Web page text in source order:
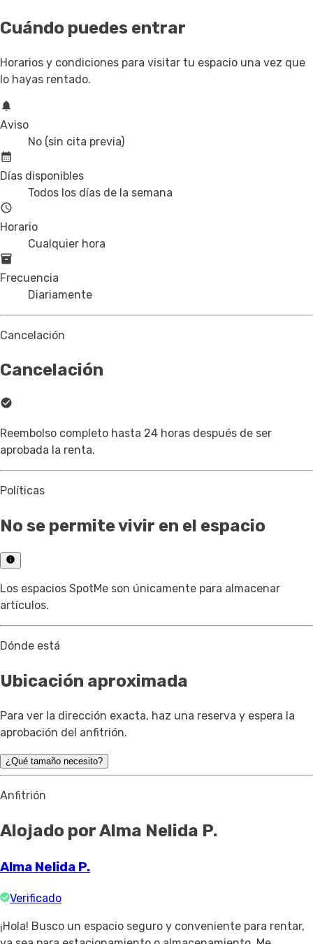
Cuándo puedes entrar
Horarios y condiciones para visitar tu espacio una vez que
lo hayas rentado.
Aviso
No (sin cita previa)
Días disponibles
Todos los días de la semana
Horario
Cualquier hora
Frecuencia
Diariamente
Cancelación
Cancelación
Reembolso completo hasta 24 horas después de ser
aprobada la renta.
Políticas
No se permite vivir en el espacio
Los espacios SpotMe son únicamente para almacenar
artículos.
Dónde está
Ubicación aproximada
Para ver la dirección exacta, haz una reserva y espera la
aprobación del anfitrión.
¿Qué tamaño necesito?
Anfitrión
Alojado por Alma Nelida P.
Alma Nelida P.
Verificado
¡Hola! Busco un espacio seguro y conveniente para rentar,